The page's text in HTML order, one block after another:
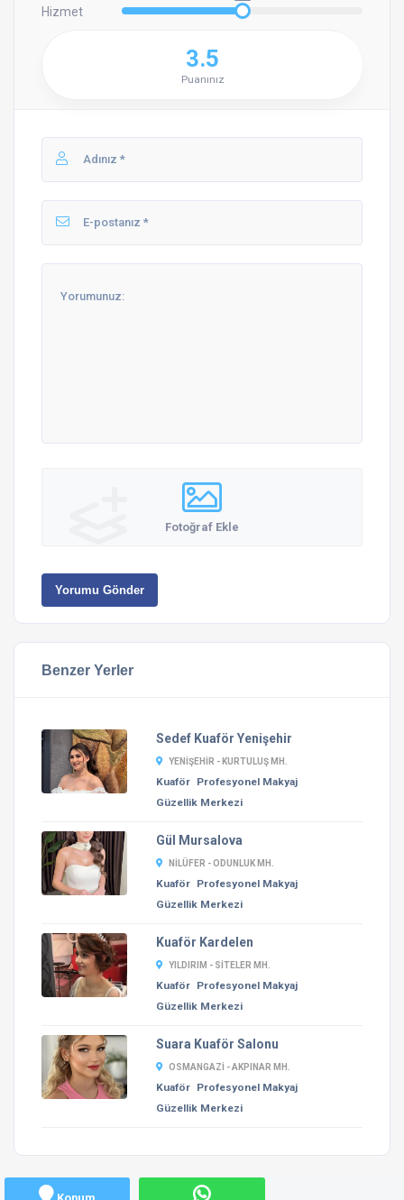
Hizmet
3.5
Puanınız
Fotoğraf Ekle
Yorumu Gönder
Benzer Yerler
Sedef Kuaför Yenişehir
YENIŞEHIR - KURTULUŞ MH.
Kuaför Profesyonel Makyaj
Güzellik Merkezi
Gül Mursalova
NILÜFER - ODUNLUK MH.
Kuaför Profesyonel Makyaj
Güzellik Merkezi
Kuaför Kardelen
YILDIRIM - SITELER MH.
Kuaför Profesyonel Makyaj
Güzellik Merkezi
Suara Kuaför Salonu
OSMANGAZI - AKPINAR MH.
Kuaför Profesyonel Makyaj
Güzellik Merkezi